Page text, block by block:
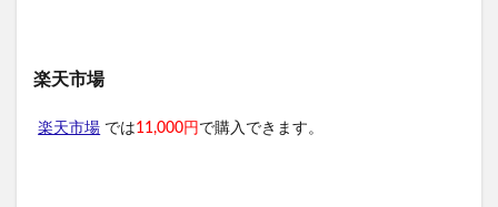
楽天市場
楽天市場 では11,000円 で購入できます。